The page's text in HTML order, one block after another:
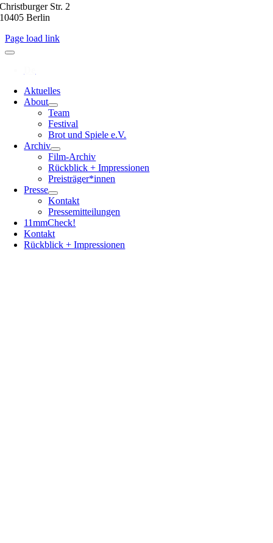
Christburger Str. 2
10405 Berlin
Page load link
Aktuelles
About
Team
Festival
Brot und Spiele e.V.
Archiv
Film-Archiv
Rückblick + Impressionen
Preisträger*innen
Presse
Kontakt
Pressemitteilungen
11mmCheck!
Kontakt
Rückblick + Impressionen